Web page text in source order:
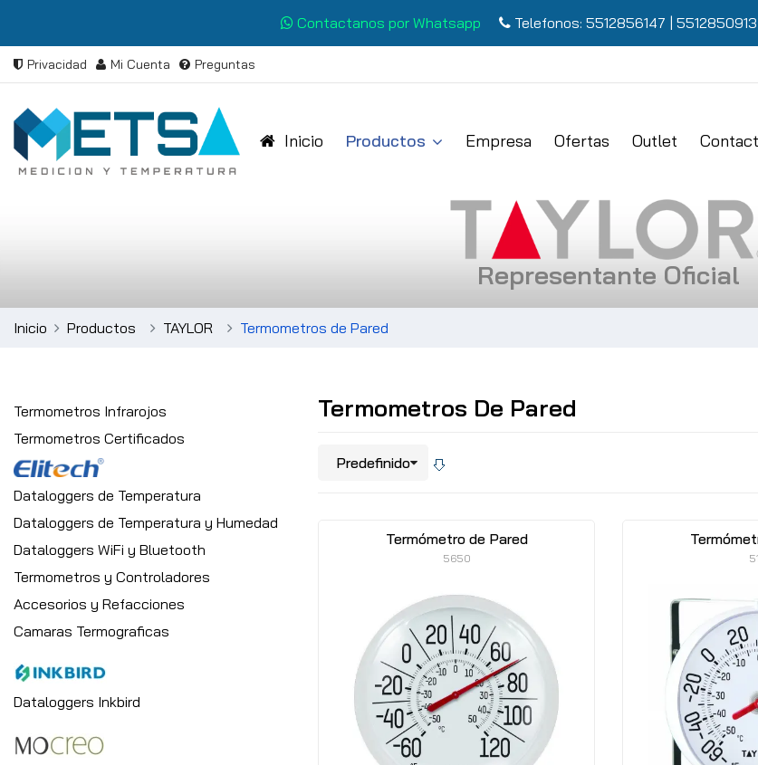
Contactanos por Whatsapp Telefonos: 5512856147 5512850913
Privacidad Mi Cuenta Preguntas
Inicio Productos Empresa Ofertas Outlet
Representante Oficial
Inicio Productos TAYLOR Termometros de Pared
Termometros Infrarojos
Termometros Certificados
Dataloggers de Temperatura
Dataloggers de Temperatura y Humedad
Dataloggers WiFi y Bluetooth
Termometros y Controladores
Accesorios y Refacciones
Camaras Termograficas
Dataloggers Inkbird
Termometros De Pared
Termómetro de Pared
5650